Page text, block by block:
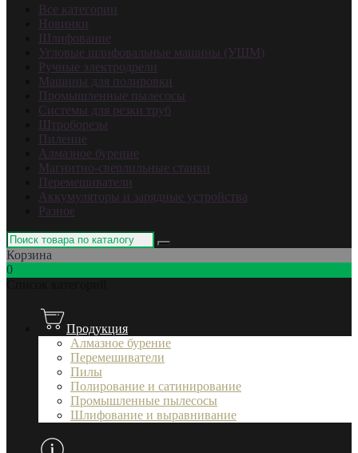
Все категории
Новинки
Шлифование
Угловые шлифовальные машины (УШМ)
Ручные электродрели
Машины для полировки
Промышленные пылесосы
Системы для резки труб
Штроборезы
Пиление
Алмазное бурение
Магнитно-сверлильные станки
Перемешиватели
Аккумуляторы и зарядные устройства
Разное
Корзина
0
Продукция
Алмазное бурение
Перемешиватели
Пилы
Полирование и сатинирование
Промышленные пылесосы
Шлифование и выравнивание